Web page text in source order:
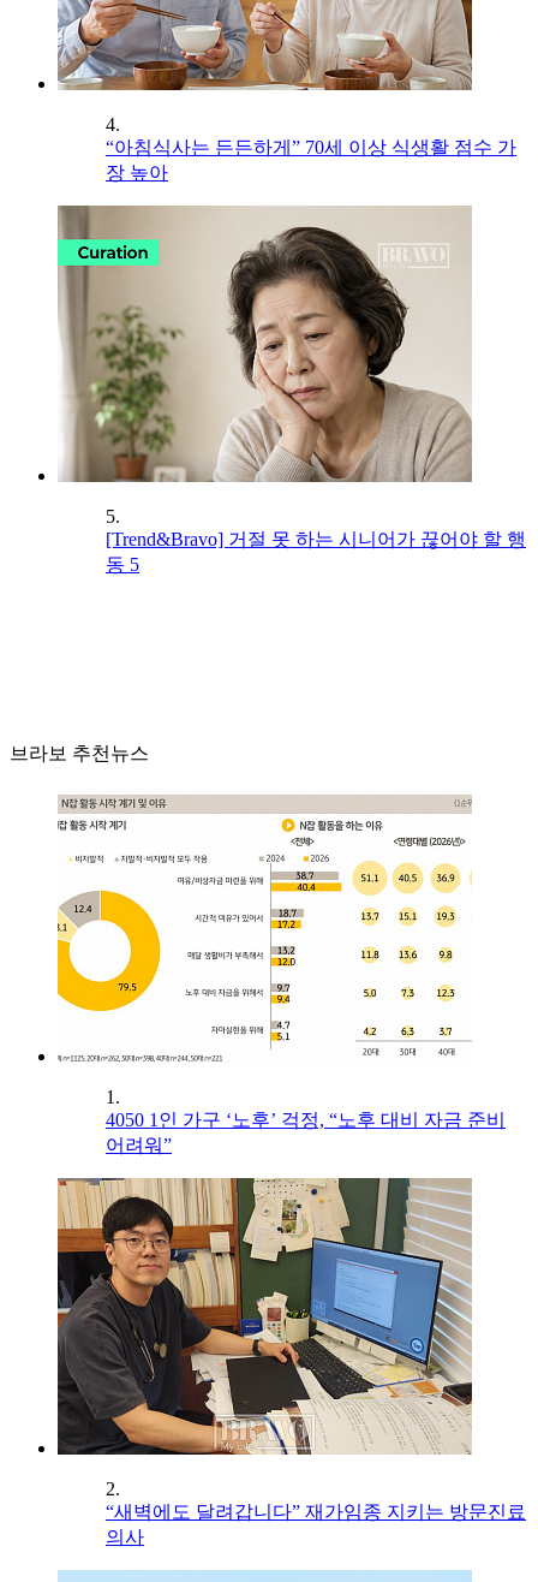
4.
“아침식사는 든든하게” 70세 이상 식생활 점수 가
장 높아
5.
[Trend&Bravo] 거절 못 하는 시니어가 끊어야 할 행
동 5
브라보 추천뉴스
1.
4050 1인 가구 ‘노후’ 걱정, “노후 대비 자금 준비
어려워”
2.
“새벽에도 달려갑니다” 재가임종 지키는 방문진료
의사